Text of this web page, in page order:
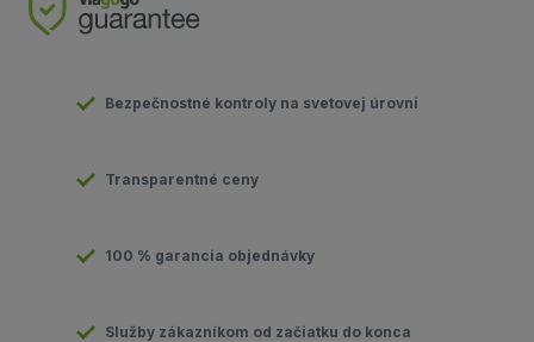
Bezpečnostné kontroly na svetovej úrovni
Transparentné ceny
100 % garancia objednávky
Služby zákazníkom od začiatku do konca